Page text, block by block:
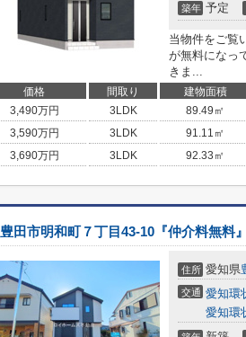
築年 予定
当物件をご覧
が無料になっ
きま...
価格 間取り 建物面積
3,490万円 3LDK 89.49㎡
3,590万円 3LDK 91.11㎡
3,690万円 3LDK 92.33㎡
豊田市明和町７丁目43-10『仲介料無料
住所 愛知県
交通 愛知環
愛知環